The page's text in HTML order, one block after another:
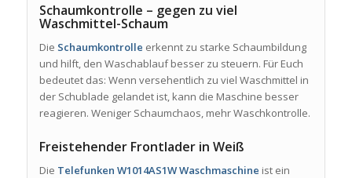
Schaumkontrolle – gegen zu viel
Waschmittel-Schaum
Die Schaumkontrolle erkennt zu starke Schaumbildung
und hilft, den Waschablauf besser zu steuern. Für Euch
bedeutet das: Wenn versehentlich zu viel Waschmittel in
der Schublade gelandet ist, kann die Maschine besser
reagieren. Weniger Schaumchaos, mehr Waschkontrolle.
Freistehender Frontlader in Weiß
Die Telefunken W1014AS1W Waschmaschine ist ein